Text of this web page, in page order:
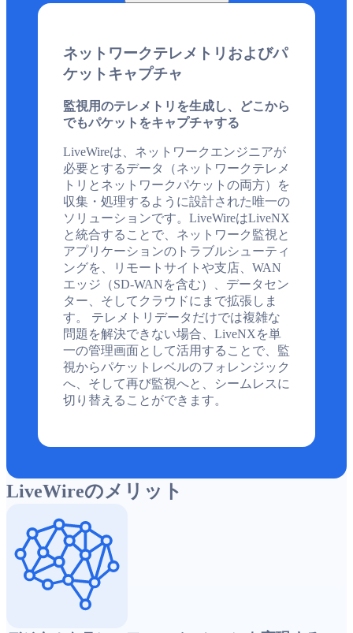
ネットワークテレメトリおよびパ
ケットキャプチャ
監視用のテレメトリを生成し、どこから
でもパケットをキャプチャする
LiveWireは、ネットワークエンジニアが
必要とするデータ（ネットワークテレメ
トリとネットワークパケットの両方）を
収集・処理するように設計された唯一の
ソリューションです。LiveWireはLiveNX
と統合することで、ネットワーク監視と
アプリケーションのトラブルシューティ
ングを、リモートサイトや支店、WAN
エッジ（SD-WANを含む）、データセン
ター、そしてクラウドにまで拡張しま
す。 テレメトリデータだけでは複雑な
問題を解決できない場合、LiveNXを単
一の管理画面として活用することで、監
視からパケットレベルのフォレンジック
へ、そして再び監視へと、シームレスに
切り替えることができます。
LiveWireのメリット